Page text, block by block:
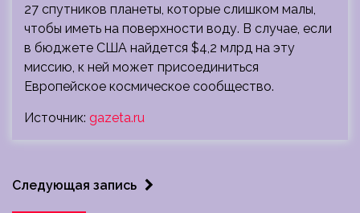
27 спутников планеты, которые слишком малы,
чтобы иметь на поверхности воду. В случае, если
в бюджете США найдется $4,2 млрд на эту
миссию, к ней может присоединиться
Европейское космическое сообщество.
Источник: gazeta.ru
Следующая запись